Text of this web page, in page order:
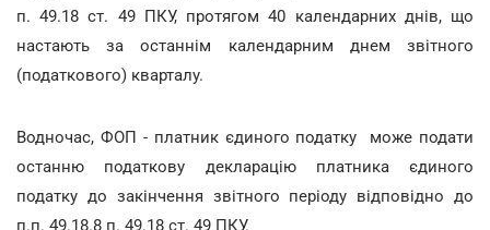
п. 49.18 ст. 49 ПКУ, протягом 40 календарних днів, що
настають за останнім календарним днем звітного
(податкового) кварталу.
Водночас, ФОП - платник єдиного податку може подати
останню податкову декларацію платника єдиного
податку до закінчення звітного періоду відповідно до
п.п. 49.18.8 п. 49.18 ст. 49 ПКУ.